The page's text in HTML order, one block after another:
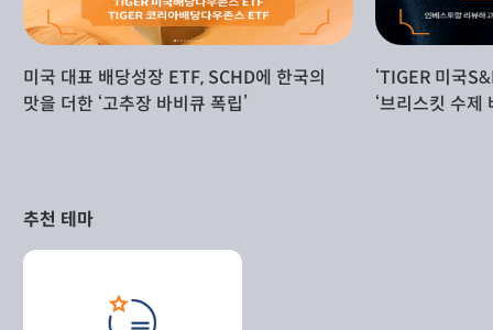
미국 대표 배당성장 ETF, SCHD에 한국의
맛을 더한 ‘고추장 바비큐 폭립’
‘TIGER 미국
‘브리스킷 수제
추천 테마